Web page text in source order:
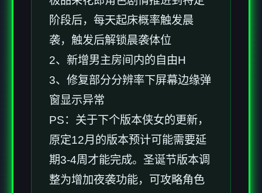
阶段后，每天起床概率触发晨
袭，触发后解锁晨袭体位
2、新增男主房间内的自由H
3、修复部分分辨率下屏幕边缘弹
窗显示异常
PS：关于下个版本侠女的更新，
原定12月的版本预计可能需要延
期3-4周才能完成。圣诞节版本调
整为增加夜袭功能，可攻略角色